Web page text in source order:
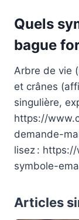
Quels
bague
Arbre de vie
et crânes
singulière,
https://
demande-
lisez :
symbole-
Articles